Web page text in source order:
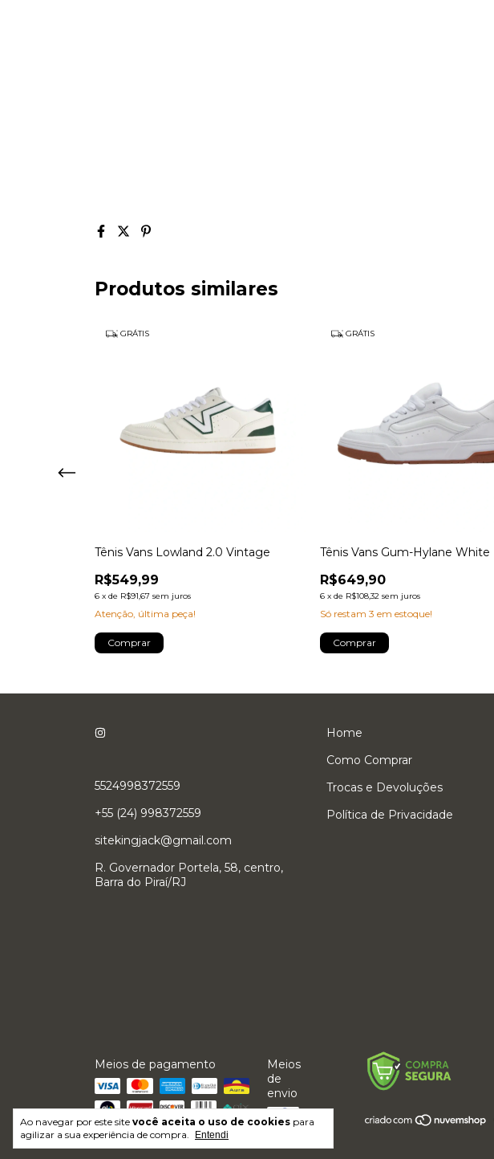
Ao navegar por este site você aceita o uso de cookies para
agilizar a sua experiência de compra.
Entendi
Produtos similares
GRÁTIS
Tênis Vans Lowland 2.0 Vintage
R$549,99
6 x de R$91,67 sem juros
Atenção, última peça!
Comprar
GRÁTIS
Tênis Vans Gum-Hylane White
R$649,90
6 x de R$108,32 sem juros
Só restam 3 em estoque!
Comprar
5524998372559
+55 (24) 998372559
sitekingjack@gmail.com
R. Governador Portela, 58, centro,
Barra do Piraí/RJ
Home
Como Comprar
Trocas e Devoluções
Política de Privacidade
Meios de pagamento
Meios
de
envio